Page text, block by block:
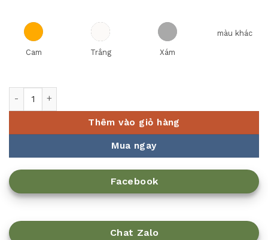
Cam Trắng Xám
màu khác
Thêm vào giỏ hàng
Mua ngay
Facebook
Chat Zalo